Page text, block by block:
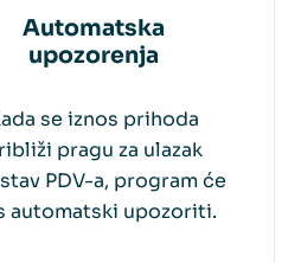
Automatska
upozorenja
se iznos prihoda
pragu za ulazak
PDV-a, program će
automatski upozoriti.